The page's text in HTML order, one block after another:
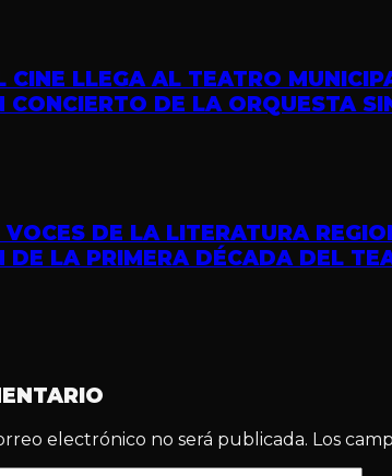
CINE LLEGA AL TEATRO
CONCIERTO DE LA ORQUESTA
DE LA LITERATURA
DE LA PRIMERA DÉCADA DEL
electrónico no será publicada. Los